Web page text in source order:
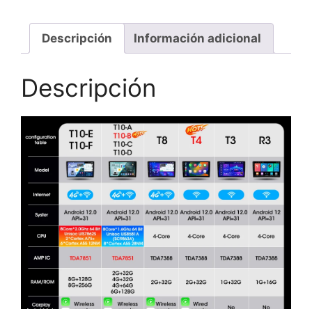
Descripción Información adicional
Descripción